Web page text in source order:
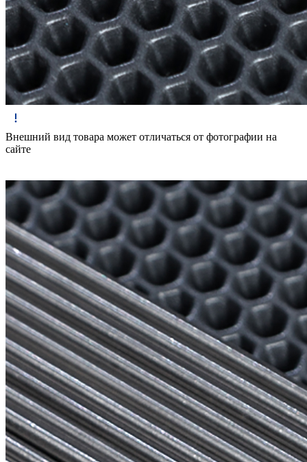
Внешний вид товара может отличаться от фотографии на
сайте